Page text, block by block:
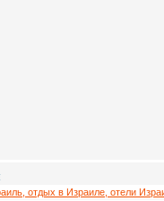
отдых в Израиле, отели